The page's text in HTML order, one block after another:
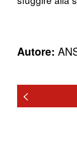
Autore: